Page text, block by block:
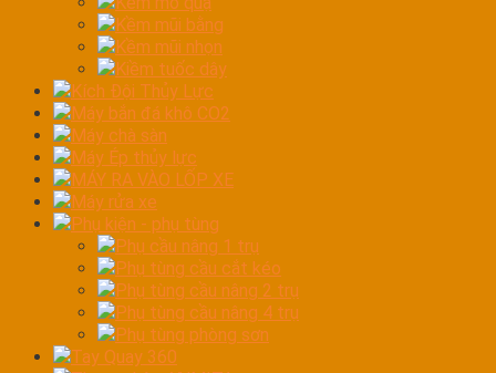
Kềm mũi bằng
Kềm mũi nhọn
Kiềm tuốc dây
Kích Đội Thủy Lực
Máy bắn đá khô CO2
Máy chà sàn
Máy Ép thủy lực
MÁY RA VÀO LỐP XE
Máy rửa xe
Phụ kiện - phụ tùng
Phụ cầu nâng 1 trụ
Phụ tùng cầu cắt kéo
Phụ tùng cầu nâng 2 trụ
Phụ tùng cầu nâng 4 trụ
Phụ tùng phòng sơn
Tay Quay 360